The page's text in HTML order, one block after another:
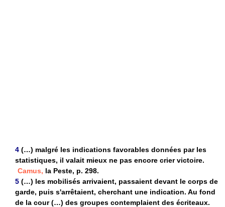
4 (…) malgré les indications favorables données par les
statistiques, il valait mieux ne pas encore crier victoire.
Camus, la Peste, p. 298.
5 (…) les mobilisés arrivaient, passaient devant le corps de
garde, puis s'arrêtaient, cherchant une indication. Au fond
de la cour (…) des groupes contemplaient des écriteaux.